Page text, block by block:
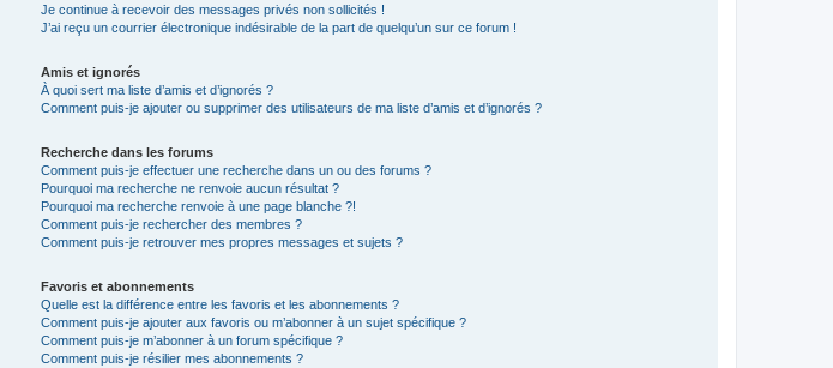
Je continue à recevoir des messages privés non sollicités !
J’ai reçu un courrier électronique indésirable de la part de quelqu’un sur ce forum !
Amis et ignorés
À quoi sert ma liste d’amis et d’ignorés ?
Comment puis-je ajouter ou supprimer des utilisateurs de ma liste d’amis et d’ignorés ?
Recherche dans les forums
Comment puis-je effectuer une recherche dans un ou des forums ?
Pourquoi ma recherche ne renvoie aucun résultat ?
Pourquoi ma recherche renvoie à une page blanche ?!
Comment puis-je rechercher des membres ?
Comment puis-je retrouver mes propres messages et sujets ?
Favoris et abonnements
Quelle est la différence entre les favoris et les abonnements ?
Comment puis-je ajouter aux favoris ou m’abonner à un sujet spécifique ?
Comment puis-je m’abonner à un forum spécifique ?
Comment puis-je résilier mes abonnements ?